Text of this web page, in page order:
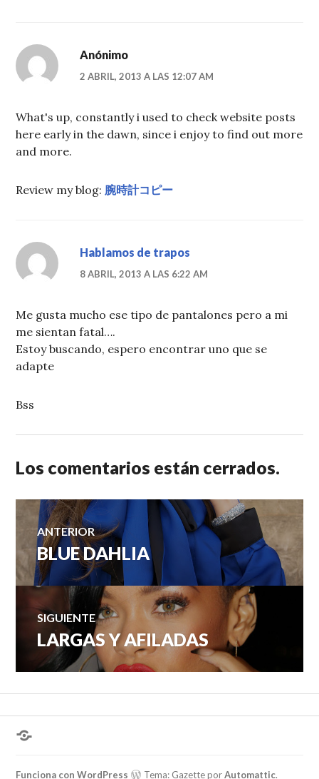
Anónimo
2 ABRIL, 2013 A LAS 12:07 AM
What's up, constantly i used to check website posts
here early in the dawn, since i enjoy to find out more
and more.
Review my blog: 腕時計コピー
Hablamos de trapos
8 ABRIL, 2013 A LAS 6:22 AM
Me gusta mucho ese tipo de pantalones pero a mi
me sientan fatal….
Estoy buscando, espero encontrar uno que se
adapte
Bss
Los comentarios están cerrados.
Navegación
de
entradas
ANTERIOR
Entrada
anterior:
BLUE DAHLIA
SIGUIENTE
Entrada
siguiente:
LARGAS Y AFILADAS
Funciona con WordPress Tema: Gazette porAutomattic.